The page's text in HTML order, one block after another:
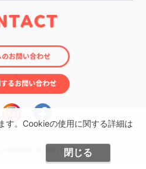
す。Cookieの使用に関する詳細は
閉じる
PHP研究所 All rights reserved.